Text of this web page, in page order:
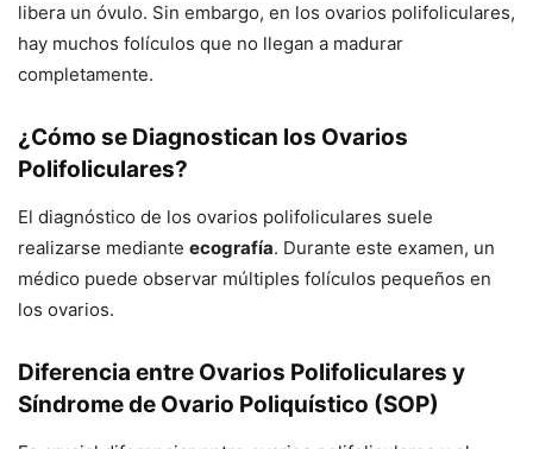
libera un óvulo. Sin embargo, en los ovarios polifoliculares,
hay muchos folículos que no llegan a madurar
completamente.
¿Cómo se Diagnostican los Ovarios
Polifoliculares?
El diagnóstico de los ovarios polifoliculares suele
realizarse mediante ecografía. Durante este examen, un
médico puede observar múltiples folículos pequeños en
los ovarios.
Diferencia entre Ovarios Polifoliculares y
Síndrome de Ovario Poliquístico (SOP)